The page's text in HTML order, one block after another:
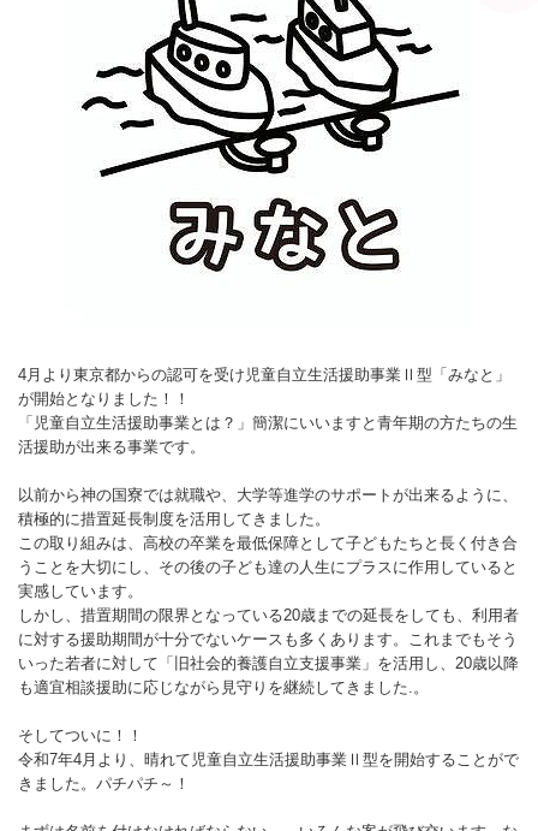
4月より東京都からの認可を受け児童自立生活援助事業Ⅱ型「みなと」
が開始となりました！！
「児童自立生活援助事業とは？」簡潔にいいますと青年期の方たちの生
活援助が出来る事業です。
以前から神の国寮では就職や、大学等進学のサポートが出来るように、
積極的に措置延長制度を活用してきました。
この取り組みは、高校の卒業を最低保障として子どもたちと長く付き合
うことを大切にし、その後の子ども達の人生にプラスに作用していると
実感しています。
しかし、措置期間の限界となっている20歳までの延長をしても、利用者
に対する援助期間が十分でないケースも多くあります。これまでもそう
いった若者に対して「旧社会的養護自立支援事業」を活用し、20歳以降
も適宜相談援助に応じながら見守りを継続してきました.。
そしてついに！！
令和7年4月より、晴れて児童自立生活援助事業Ⅱ型を開始することがで
きました。パチパチ～！